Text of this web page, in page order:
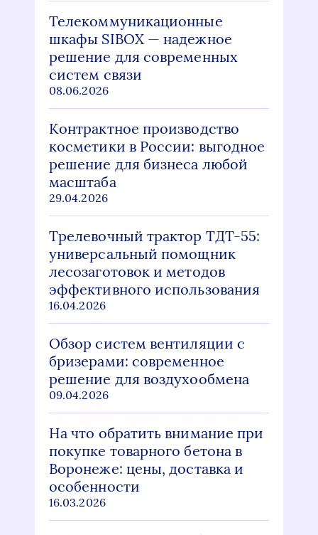
Телекоммуникационные
шкафы SIBOX — надежное
решение для современных
систем связи
08.06.2026
Контрактное производство
косметики в России: выгодное
решение для бизнеса любой
масштаба
29.04.2026
Трелевочный трактор ТДТ-55:
универсальный помощник
лесозаготовок и методов
эффективного использования
16.04.2026
Обзор систем вентиляции с
бризерами: современное
решение для воздухообмена
09.04.2026
На что обратить внимание при
покупке товарного бетона в
Воронеже: цены, доставка и
особенности
16.03.2026